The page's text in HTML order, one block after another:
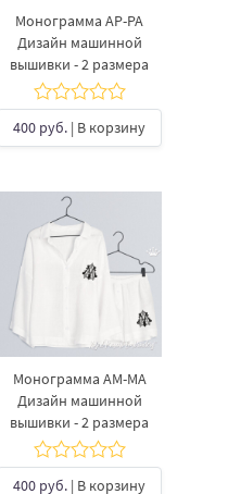
Монограмма AP-PA
Дизайн машинной
вышивки - 2 размера
400 руб. | В корзину
Монограмма AM-MA
Дизайн машинной
вышивки - 2 размера
400 руб. | В корзину